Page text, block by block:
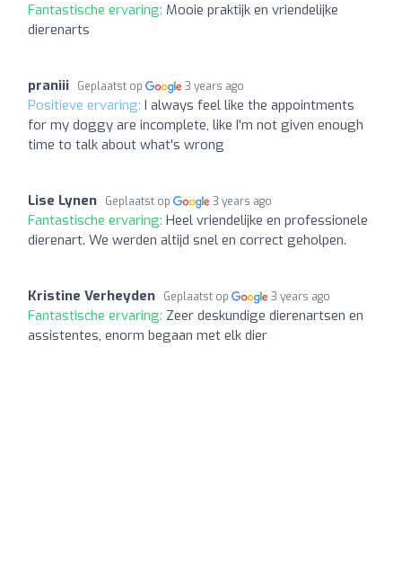
Fantastische ervaring: Mooie praktijk en vriendelijke
dierenarts
praniii Geplaatst op 3 years ago
Positieve ervaring: I always feel like the appointments
for my doggy are incomplete, like I'm not given enough
time to talk about what's wrong
Lise Lynen Geplaatst op 3 years ago
Fantastische ervaring: Heel vriendelijke en professionele
dierenart. We werden altijd snel en correct geholpen.
Kristine Verheyden Geplaatst op 3 years ago
Fantastische ervaring: Zeer deskundige dierenartsen en
assistentes, enorm begaan met elk dier